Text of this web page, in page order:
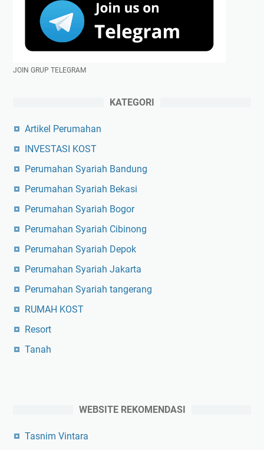
JOIN GRUP TELEGRAM
KATEGORI
Artikel Perumahan
INVESTASI KOST
Perumahan Syariah Bandung
Perumahan Syariah Bekasi
Perumahan Syariah Bogor
Perumahan Syariah Cibinong
Perumahan Syariah Depok
Perumahan Syariah Jakarta
Perumahan Syariah tangerang
RUMAH KOST
Resort
Tanah
WEBSITE REKOMENDASI
Tasnim Vintara